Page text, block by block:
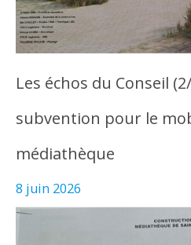
Les échos du Conseil
subvention pour le
médiathèque
8 juin 2026